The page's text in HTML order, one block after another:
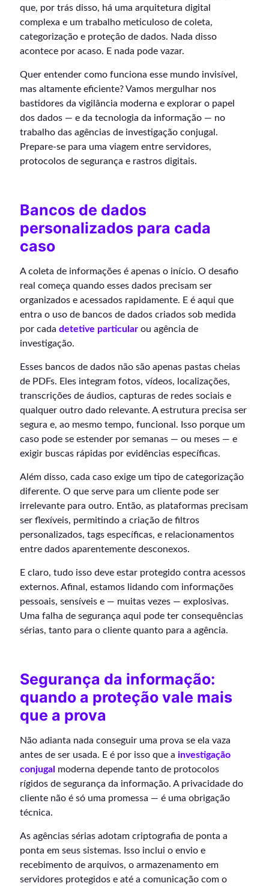
que, por trás disso, há uma arquitetura digital
complexa e um trabalho meticuloso de coleta,
categorização e proteção de dados. Nada disso
acontece por acaso. E nada pode vazar.
Quer entender como funciona esse mundo invisível,
mas altamente eficiente? Vamos mergulhar nos
bastidores da vigilância moderna e explorar o papel
dos dados — e da tecnologia da informação — no
trabalho das agências de investigação conjugal.
Prepare-se para uma viagem entre servidores,
protocolos de segurança e rastros digitais.
Bancos de dados
personalizados para cada
caso
A coleta de informações é apenas o início. O desafio
real começa quando esses dados precisam ser
organizados e acessados rapidamente. E é aqui que
entra o uso de bancos de dados criados sob medida
por cada detetive particular ou agência de
investigação.
Esses bancos de dados não são apenas pastas cheias
de PDFs. Eles integram fotos, vídeos, localizações,
transcrições de áudios, capturas de redes sociais e
qualquer outro dado relevante. A estrutura precisa ser
segura e, ao mesmo tempo, funcional. Isso porque um
caso pode se estender por semanas — ou meses — e
exigir buscas rápidas por evidências específicas.
Além disso, cada caso exige um tipo de categorização
diferente. O que serve para um cliente pode ser
irrelevante para outro. Então, as plataformas precisam
ser flexíveis, permitindo a criação de filtros
personalizados, tags específicas, e relacionamentos
entre dados aparentemente desconexos.
E claro, tudo isso deve estar protegido contra acessos
externos. Afinal, estamos lidando com informações
pessoais, sensíveis e — muitas vezes — explosivas.
Uma falha de segurança aqui pode ter consequências
sérias, tanto para o cliente quanto para a agência.
Segurança da informação:
quando a proteção vale mais
que a prova
Não adianta nada conseguir uma prova se ela vaza
antes de ser usada. E é por isso que a investigação
conjugal moderna depende tanto de protocolos
rígidos de segurança da informação. A privacidade do
cliente não é só uma promessa — é uma obrigação
técnica.
As agências sérias adotam criptografia de ponta a
ponta em seus sistemas. Isso inclui o envio e
recebimento de arquivos, o armazenamento em
servidores protegidos e até a comunicação com o